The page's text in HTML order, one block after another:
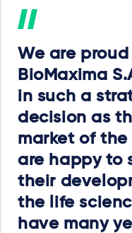
We are
BioMaxima
in such a
decision as
market of the
are happy to
their
the life
have many